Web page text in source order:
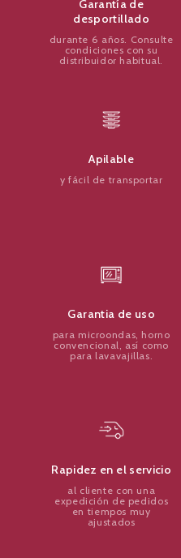
Garantía de
desportillado
durante 6 años. Consulte
condiciones con su
distribuidor habitual.
Apilable
y fácil de transportar
Garantia de uso
para microondas, horno
convencional, así como
para lavavajillas.
Rapidez en el servicio
al cliente con una
expedición de pedidos
en tiempos muy
ajustados